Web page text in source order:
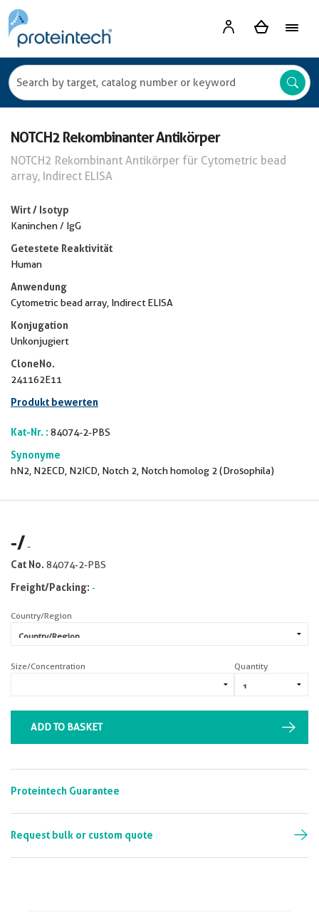
NOTCH2 Rekombinanter Antikörper
NOTCH2 Rekombinant Antikörper für Cytometric bead
array, Indirect ELISA
Wirt / Isotyp
Kaninchen / IgG
Getestete Reaktivität
Human
Anwendung
Cytometric bead array, Indirect ELISA
Konjugation
Unkonjugiert
CloneNo.
241162E11
Produkt bewerten
Kat-Nr. : 84074-2-PBS
Synonyme
hN2, N2ECD, N2ICD, Notch 2, Notch homolog 2 (Drosophila)
-/-
Cat No. 84074-2-PBS
Freight/Packing: -
Country/Region
Size/Concentration Quantity
ADD TO BASKET
Proteintech Guarantee
Request bulk or custom quote